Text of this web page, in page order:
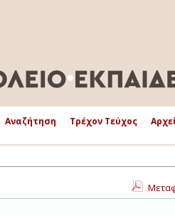
Αναζήτηση Τρέχον Τεύχος